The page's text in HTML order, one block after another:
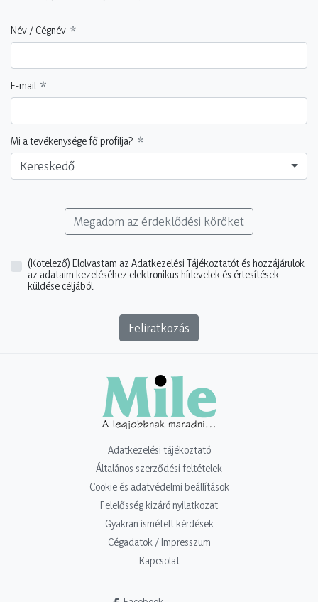
Név / Cégnév
E-mail
Mi a tevékenysége fő profilja?
Kereskedő
Megadom az érdeklődési köröket
(Kötelező) Elolvastam az Adatkezelési Tájékoztatót és hozzájárulok
az adataim kezeléséhez elektronikus hírlevelek és értesítések
küldése céljából.
Feliratkozás
Adatkezelési tájékoztató
Általános szerződési feltételek
Cookie és adatvédelmi beállítások
Felelősség kizáró nyilatkozat
Gyakran ismételt kérdések
Cégadatok / Impresszum
Kapcsolat